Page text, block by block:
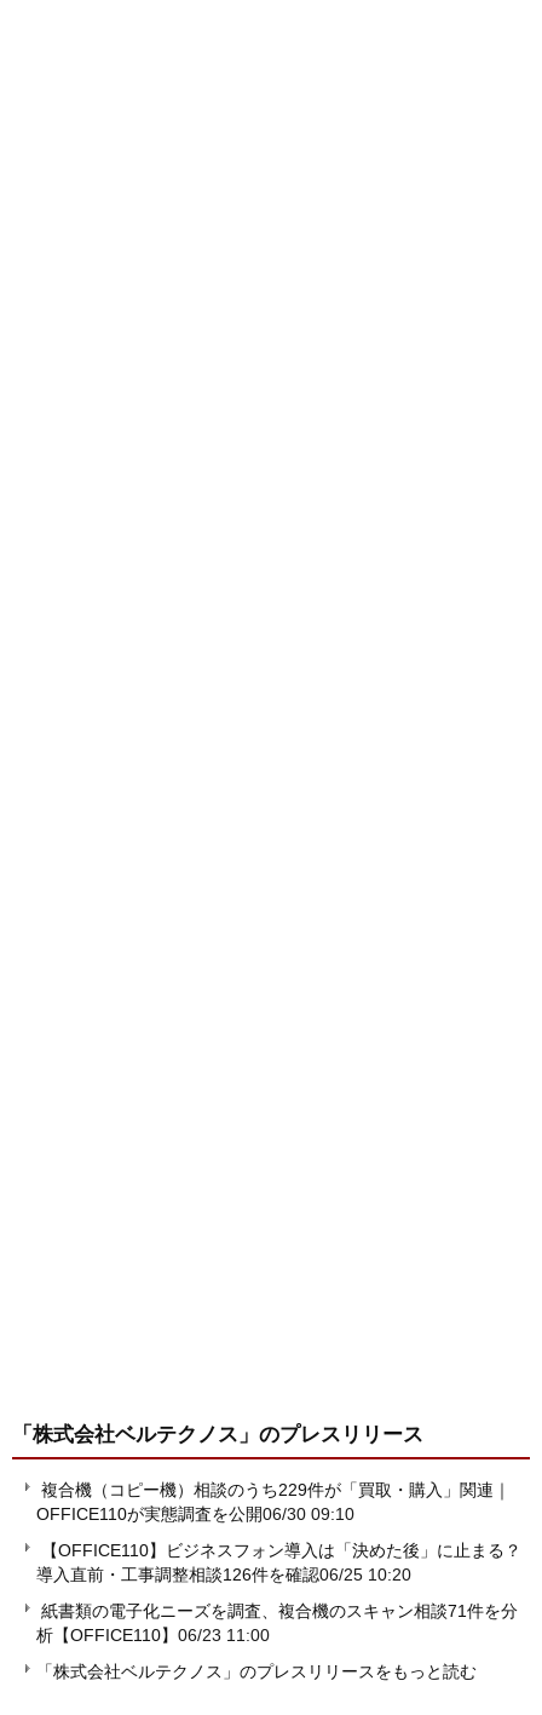
「株式会社ベルテクノス」 のプレスリリース
複合機（コピー機）相談のうち229件が「買取・購入」関連｜
OFFICE110が実態調査を公開06/30 09:10
【OFFICE110】ビジネスフォン導入は「決めた後」に止まる？
導入直前・工事調整相談126件を確認06/25 10:20
紙書類の電子化ニーズを調査、複合機のスキャン相談71件を分
析【OFFICE110】 06/23 11:00
「株式会社ベルテクノス」のプレスリリースをもっと読む